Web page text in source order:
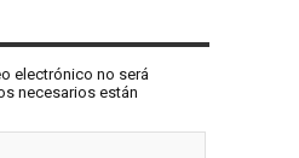
electrónico no será
necesarios están